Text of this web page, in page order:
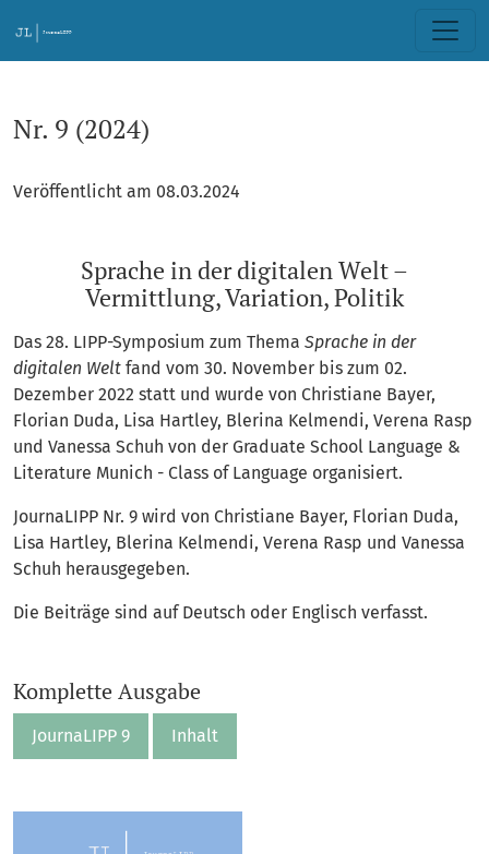
Nr. 9 (2024)
Veröffentlicht am 08.03.2024
Sprache in der digitalen Welt –
Vermittlung, Variation, Politik
Das 28. LIPP-Symposium zum Thema Sprache in der
digitalen Welt fand vom 30. November bis zum 02.
Dezember 2022 statt und wurde von Christiane Bayer,
Florian Duda, Lisa Hartley, Blerina Kelmendi, Verena Rasp
und Vanessa Schuh von der Graduate School Language &
Literature Munich - Class of Language organisiert.
JournaLIPP Nr. 9 wird von Christiane Bayer, Florian Duda,
Lisa Hartley, Blerina Kelmendi, Verena Rasp und Vanessa
Schuh herausgegeben.
Die Beiträge sind auf Deutsch oder Englisch verfasst.
Komplette Ausgabe
JournaLIPP 9 Inhalt